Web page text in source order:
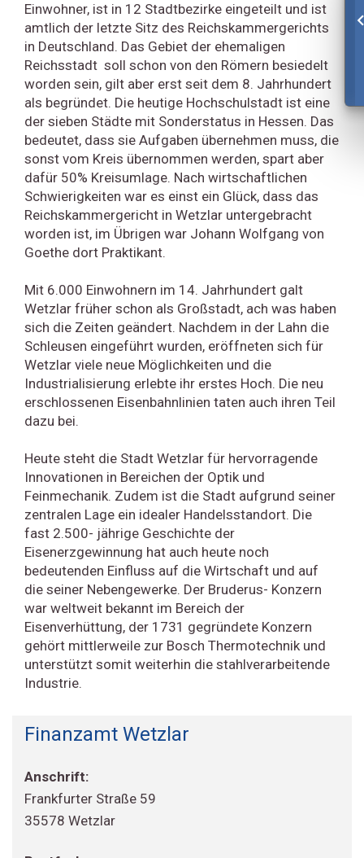
Einwohner, ist in 12 Stadtbezirke eingeteilt und ist
amtlich der letzte Sitz des Reichskammergerichts
in Deutschland. Das Gebiet der ehemaligen
Reichsstadt soll schon von den Römern besiedelt
worden sein, gilt aber erst seit dem 8. Jahrhundert
als begründet. Die heutige Hochschulstadt ist eine
der sieben Städte mit Sonderstatus in Hessen. Das
bedeutet, dass sie Aufgaben übernehmen muss, die
sonst vom Kreis übernommen werden, spart aber
dafür 50% Kreisumlage. Nach wirtschaftlichen
Schwierigkeiten war es einst ein Glück, dass das
Reichskammergericht in Wetzlar untergebracht
worden ist, im Übrigen war Johann Wolfgang von
Goethe dort Praktikant.
Mit 6.000 Einwohnern im 14. Jahrhundert galt
Wetzlar früher schon als Großstadt, ach was haben
sich die Zeiten geändert. Nachdem in der Lahn die
Schleusen eingeführt wurden, eröffneten sich für
Wetzlar viele neue Möglichkeiten und die
Industrialisierung erlebte ihr erstes Hoch. Die neu
erschlossenen Eisenbahnlinien taten auch ihren Teil
dazu bei.
Heute steht die Stadt Wetzlar für hervorragende
Innovationen in Bereichen der Optik und
Feinmechanik. Zudem ist die Stadt aufgrund seiner
zentralen Lage ein idealer Handelsstandort. Die
fast 2.500- jährige Geschichte der
Eisenerzgewinnung hat auch heute noch
bedeutenden Einfluss auf die Wirtschaft und auf
die seiner Nebengewerke. Der Bruderus- Konzern
war weltweit bekannt im Bereich der
Eisenverhüttung, der 1731 gegründete Konzern
gehört mittlerweile zur Bosch Thermotechnik und
unterstützt somit weiterhin die stahlverarbeitende
Industrie.
Finanzamt Wetzlar
Anschrift:
Frankfurter Straße 59
35578 Wetzlar